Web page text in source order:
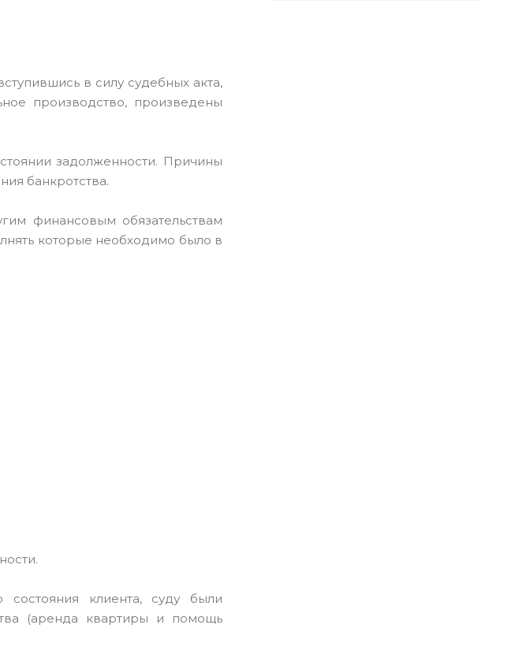
в силу судебных акта,
производство, произведены
задолженности. Причины
банкротства.
финансовым обязательствам
которые необходимо было в
клиента, суду были
(аренда квартиры и помощь